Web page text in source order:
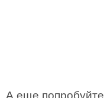
А еще попробуйте